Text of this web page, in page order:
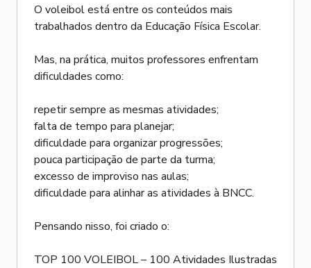
O voleibol está entre os conteúdos mais
trabalhados dentro da Educação Física Escolar.
Mas, na prática, muitos professores enfrentam
dificuldades como:
repetir sempre as mesmas atividades;
falta de tempo para planejar;
dificuldade para organizar progressões;
pouca participação de parte da turma;
excesso de improviso nas aulas;
dificuldade para alinhar as atividades à BNCC.
Pensando nisso, foi criado o:
TOP 100 VOLEIBOL – 100 Atividades Ilustradas